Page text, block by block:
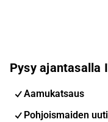
Pysy ajantasalla
Aamukatsaus
Pohjoismaiden